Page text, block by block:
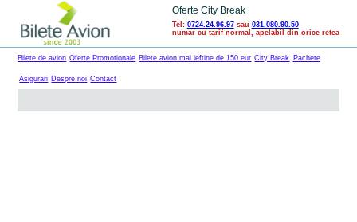
Oferte City Break
Tel: 0724.24.96.97sau 031.080.90.50
numar cu tarif normal, apelabil din orice retea
Bilete de avion Oferte Promotionale Bilete avion mai ieftine de 150 eur City Break Pachete
Asigurari Despre noi Contact